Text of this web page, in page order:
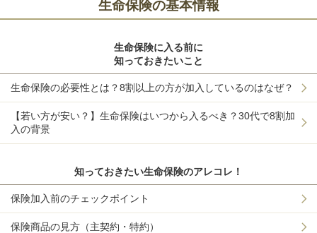
生命保険の基本情報
生命保険に入る前に
知っておきたいこと
生命保険の必要性とは？8割以上の方が加入しているのはなぜ？
【若い方が安い？】生命保険はいつから入るべき？30代で8割加
入の背景
知っておきたい生命保険のアレコレ！
保険加入前のチェックポイント
保険商品の見方（主契約・特約）